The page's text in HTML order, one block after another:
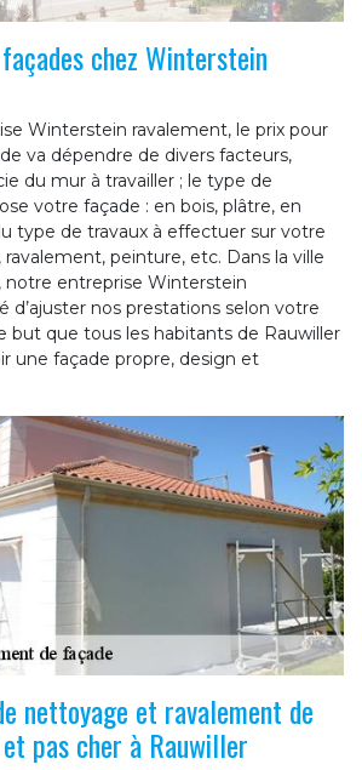
chez Winterstein
Winterstein ravalement, le prix pour
va dépendre de divers facteurs,
du mur à travailler ; le type de
votre façade : en bois, plâtre, en
type de travaux à effectuer sur votre
peinture, etc. Dans la ville
notre entreprise Winterstein
d’ajuster nos prestations selon votre
but que tous les habitants de Rauwiller
une façade propre, design et
nettoyage et ravalement de
pas cher à Rauwiller